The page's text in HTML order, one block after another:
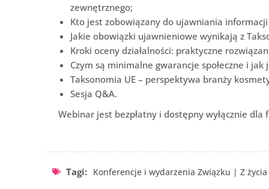
zewnętrznego;
Kto jest zobowiązany do ujawniania
Jakie obowiązki ujawnieniowe wynikają z
Kroki oceny działalności: praktyczne
Czym są minimalne gwarancje społeczne i jak
Taksonomia UE – perspektywa branży
Sesja Q&A.
Webinar jest bezpłatny i dostępny wyłącznie
Tagi: Konferencje i wydarzenia Związku | Z